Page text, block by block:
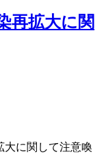
再拡大に関
大に関して注意喚